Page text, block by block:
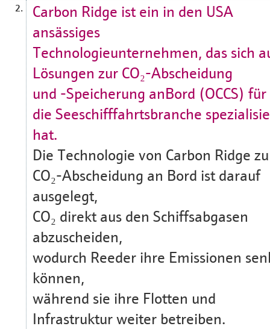
2.
Carbon Ridge ist ein in den USA
ansässiges
Technologieunternehmen, das sich
Lösungen zur CO₂-Abscheidung
und -Speicherung anBord (OCCS) für
die Seeschifffahrtsbranche
hat.
Die Technologie von Carbon Ridge
CO₂-Abscheidung an Bord ist darauf
ausgelegt,
CO₂ direkt aus den Schiffsabgasen
abzuscheiden,
wodurch Reeder ihre Emissionen
können,
während sie ihre Flotten und
Infrastruktur weiter betreiben.